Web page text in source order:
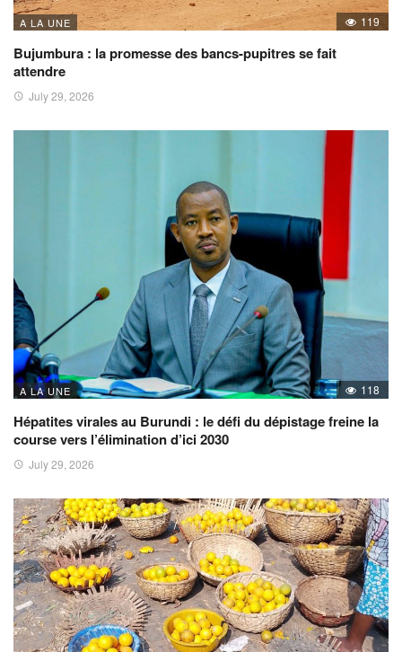
A LA UNE 119
Bujumbura : la promesse des bancs-pupitres se fait
attendre
July 29, 2026
A LA UNE 118
Hépatites virales au Burundi : le défi du dépistage freine la
course vers l’élimination d’ici 2030
July 29, 2026